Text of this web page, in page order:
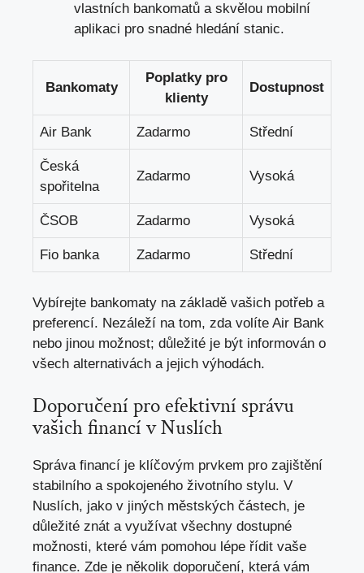
vlastních bankomatů a skvělou mobilní
aplikaci pro snadné hledání stanic.
Bankomaty
Poplatky pro
klienty
Dostupnost
Air Bank Zadarmo Střední
Česká
spořitelna
Zadarmo Vysoká
ČSOB Zadarmo Vysoká
Fio banka Zadarmo Střední
Vybírejte bankomaty na základě vašich potřeb a
preferencí. Nezáleží na tom, zda volíte Air Bank
nebo jinou možnost; důležité je být informován o
všech alternativách a jejich výhodách.
Doporučení pro efektivní správu
vašich financí v Nuslích
Správa financí je klíčovým prvkem pro zajištění
stabilního a spokojeného životního stylu. V
Nuslích, jako v jiných městských částech, je
důležité znát a využívat všechny dostupné
možnosti, které vám pomohou lépe řídit vaše
finance. Zde je několik doporučení, která vám